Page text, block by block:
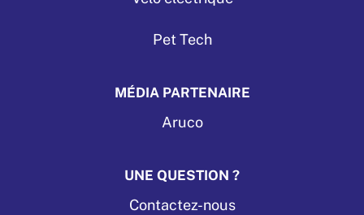
Pet Tech
MÉDIA PARTENAIRE
Aruco
UNE QUESTION ?
Contactez-nous